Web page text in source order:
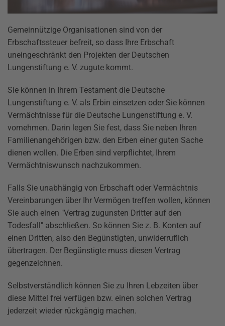
Gemeinnützige Organisationen sind von der
Erbschaftssteuer befreit, so dass Ihre Erbschaft
uneingeschränkt den Projekten der Deutschen
Lungenstiftung e. V. zugute kommt.
Sie können in Ihrem Testament die Deutsche
Lungenstiftung e. V. als Erbin einsetzen oder Sie können
Vermächtnisse für die Deutsche Lungenstiftung e. V.
vornehmen. Darin legen Sie fest, dass Sie neben Ihren
Familienangehörigen bzw. den Erben einer guten Sache
dienen wollen. Die Erben sind verpflichtet, Ihrem
Vermächtniswunsch nachzukommen.
Falls Sie unabhängig von Erbschaft oder Vermächtnis
Vereinbarungen über Ihr Vermögen treffen wollen, können
Sie auch einen "Vertrag zugunsten Dritter auf den
Todesfall" abschließen. So können Sie z. B. Konten auf
einen Dritten, also den Begünstigten, unwiderruflich
übertragen. Der Begünstigte muss diesen Vertrag
gegenzeichnen.
Selbstverständlich können Sie zu Ihren Lebzeiten über
diese Mittel frei verfügen bzw. einen solchen Vertrag
jederzeit wieder rückgängig machen.